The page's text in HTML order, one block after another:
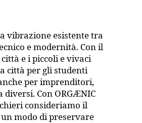
vibrazione esistente tra
e modernità. Con il
e i piccoli e vivaci
città per gli studenti
per imprenditori,
Con ORGÆNIC
consideriamo il
modo di preservare